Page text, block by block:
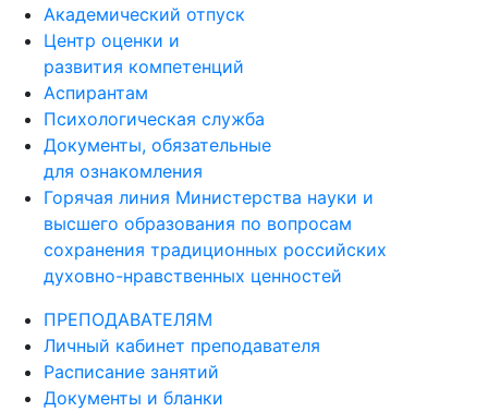
Академический отпуск
Центр оценки и
развития компетенций
Аспирантам
Психологическая служба
Документы, обязательные
для ознакомления
Горячая линия Министерства науки и
высшего образования по вопросам
сохранения традиционных российских
духовно-нравственных ценностей
ПРЕПОДАВАТЕЛЯМ
Личный кабинет преподавателя
Расписание занятий
Документы и бланки